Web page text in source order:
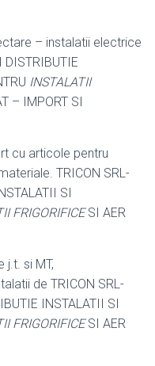
– instalatii electrice
INSTALATII
– IMPORT SI
cu articole pentru
TRICON SRL-
SI
FRIGORIFICESI AER
j.t. si MT,
de TRICON SRL-
INSTALATII SI
FRIGORIFICESI AER